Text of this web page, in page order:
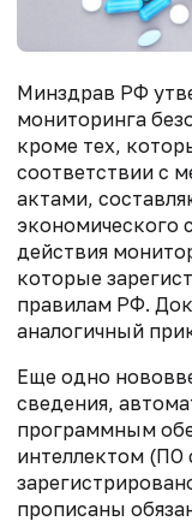
Минздрав РФ
мониторинга
кроме тех,
соответствии с
актами,
экономического
действия
которые
правилам РФ.
аналогичный
Еще одно
сведения,
программным
интеллектом
прописаны